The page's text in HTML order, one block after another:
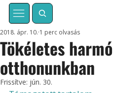
Tökéletes
otthonunkban
2018. ápr. 10. 1 perc olvasás
Frissítve: jún. 30.